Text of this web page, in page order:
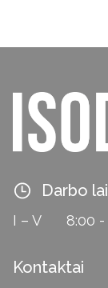
Darbo
I – V 8:00 -
Kontaktai